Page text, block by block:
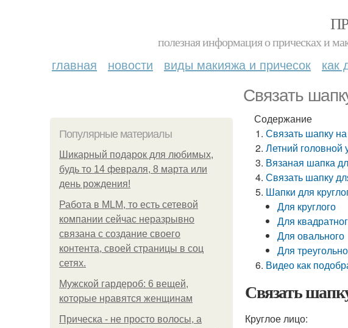
полезная информация о прическах и
главная новости виды макияжа и причесок как
Связать
Популярные материалы
Шикарный подарок для любимых,
будь то 14 февраля, 8 марта или
день рождения!
Работа в MLM, то есть сетевой
компании сейчас неразрывно
связана с создание своего
контента, своей страницы в соц
сетях.
Мужской гардероб: 6 вещей,
которые нравятся женщинам
Прическа - не просто волосы, а
Содержание
Связать шапку
Летний головной
Вязаная шапка
Связать шапку
Шапки для
Для круглого
Для
Для овального
Для
Видео как
Связать
Круглое лицо: